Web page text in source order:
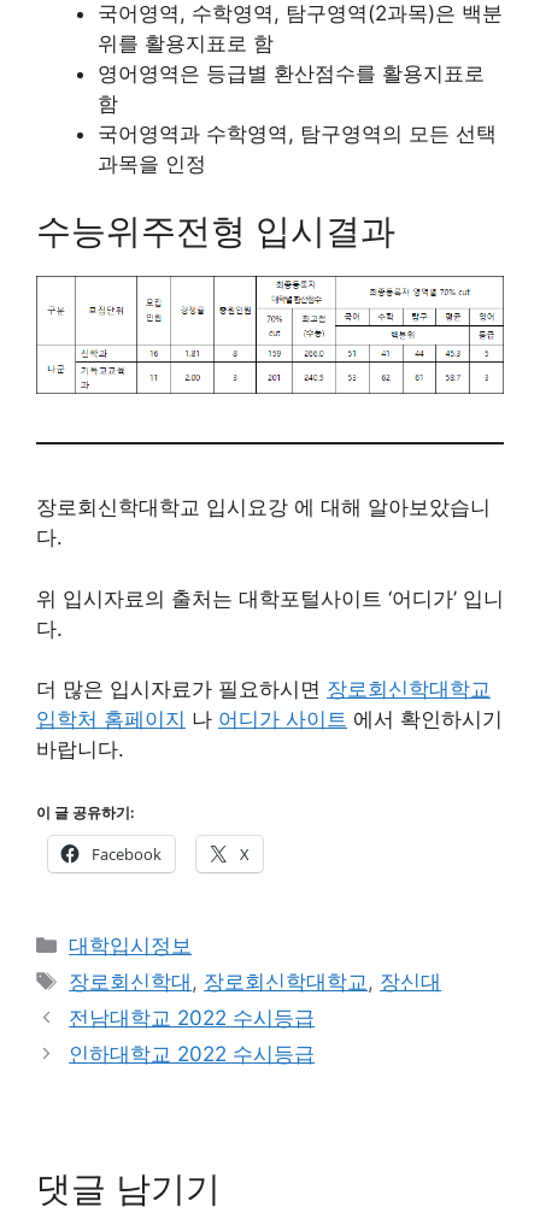
국어영역, 수학영역, 탐구영역(2과목)은 백분
위를 활용지표로 함
영어영역은 등급별 환산점수를 활용지표로
함
국어영역과 수학영역, 탐구영역의 모든 선택
과목을 인정
수능위주전형 입시결과
장로회신학대학교 입시요강 에 대해 알아보았습니
다.
위 입시자료의 출처는 대학포털사이트 ‘어디가’ 입니
다.
더 많은 입시자료가 필요하시면 장로회신학대학교
입학처 홈페이지 나 어디가 사이트 에서 확인하시기
바랍니다.
이 글 공유하기:
Facebook X
카
테
고
리
대학입시정보
태
그
장로회신학대 , 장로회신학대학교 , 장신대
전남대학교 2022 수시등급
인하대학교 2022 수시등급
댓글 남기기